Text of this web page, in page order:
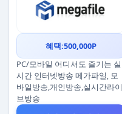
혜택:500,000P
PC/모바일 어디서도 즐기는 실
시간 인터넷방송 메가파일, 모
바일방송,개인방송,실시간라이
브방송